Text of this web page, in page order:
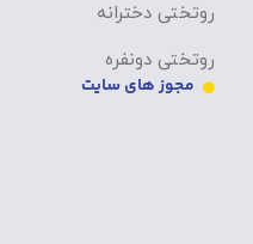
روتختی دخترانه
روتختی دونفره
مجوز های سایت